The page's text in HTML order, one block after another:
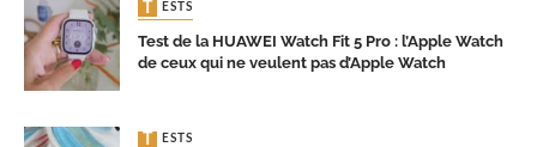
TESTS
Test de la HUAWEI Watch Fit 5 Pro : l’Apple Watch
de ceux qui ne veulent pas d’Apple Watch
TESTS